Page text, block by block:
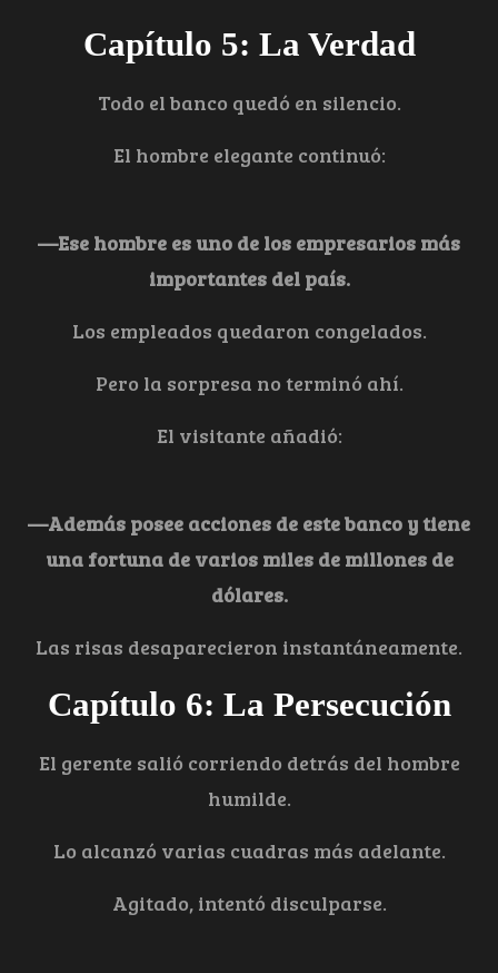
Capítulo 5: La Verdad
Todo el banco quedó en silencio.
El hombre elegante continuó:
—Ese hombre es uno de los empresarios más
importantes del país.
Los empleados quedaron congelados.
Pero la sorpresa no terminó ahí.
El visitante añadió:
—Además posee acciones de este banco y tiene
una fortuna de varios miles de millones de
dólares.
Las risas desaparecieron instantáneamente.
Capítulo 6: La Persecución
El gerente salió corriendo detrás del hombre
humilde.
Lo alcanzó varias cuadras más adelante.
Agitado, intentó disculparse.